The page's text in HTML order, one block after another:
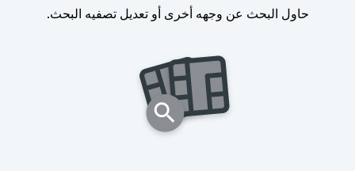
حاول البحث عن وجهه أخرى أو تعديل تصفيه البحث.